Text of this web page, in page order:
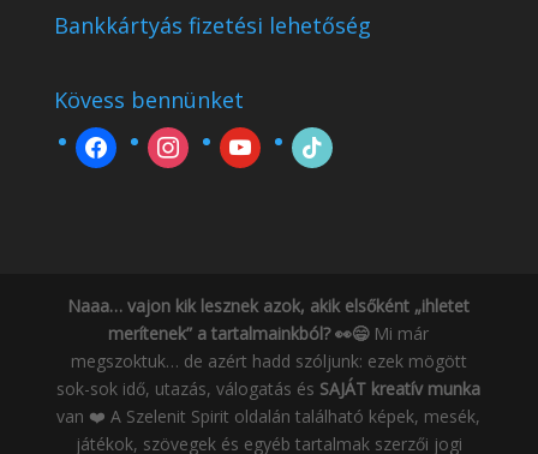
Bankkártyás fizetési lehetőség
Kövess bennünket
facebook instagramyoutube tiktok
Naaa… vajon kik lesznek azok, akik elsőként „ihletet
merítenek” a tartalmainkból? 👀😄Mi már
megszoktuk… de azért hadd szóljunk: ezek mögött
sok-sok idő, utazás, válogatás és SAJÁT kreatív munka
van ❤️ A Szelenit Spirit oldalán található képek, mesék,
játékok, szövegek és egyéb tartalmak szerzői jogi